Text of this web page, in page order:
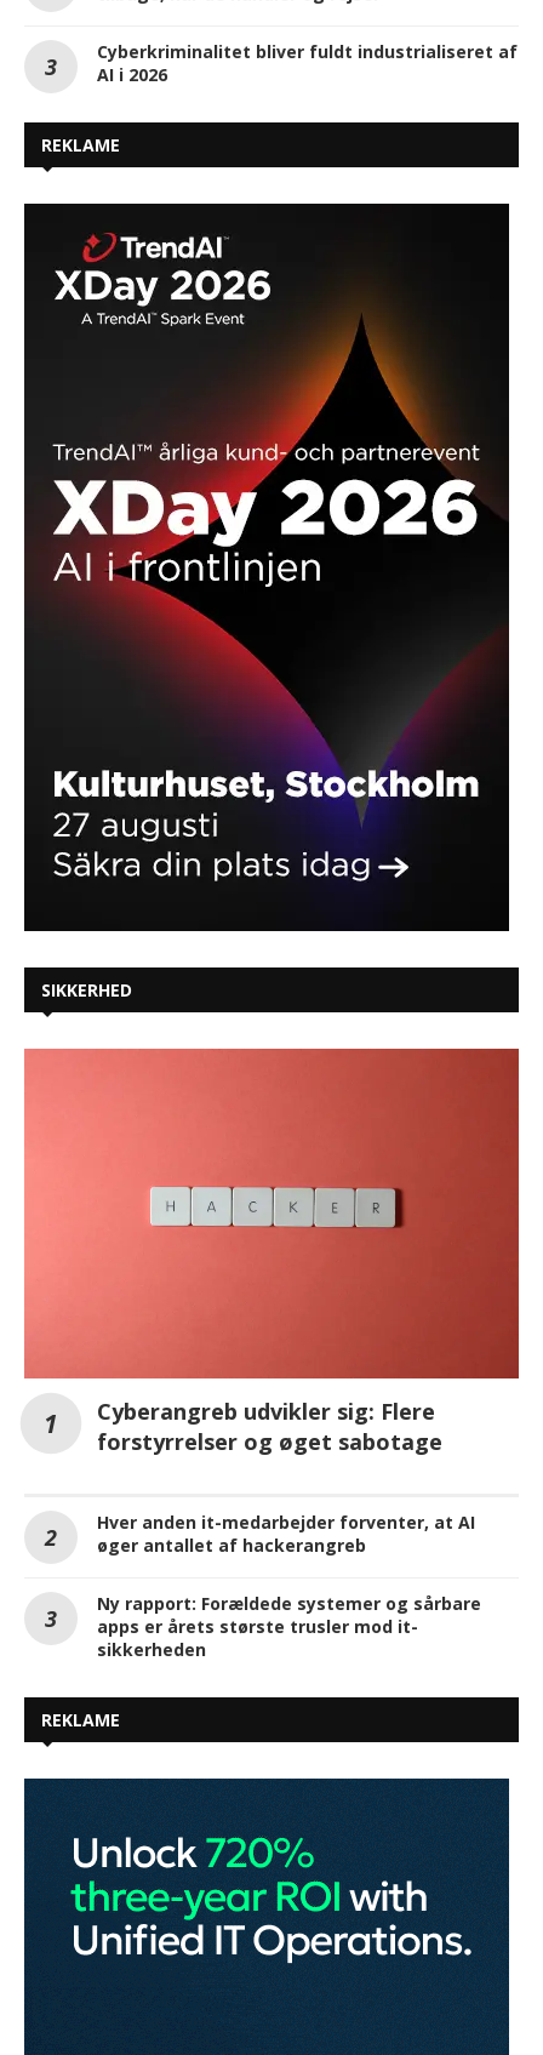
Cyberkriminalitet bliver fuldt industrialiseret af
AI i 2026
REKLAME
SIKKERHED
Cyberangreb udvikler sig: Flere
forstyrrelser og øget sabotage
Hver anden it-medarbejder forventer, at AI
øger antallet af hackerangreb
Ny rapport: Forældede systemer og sårbare
apps er årets største trusler mod it-
sikkerheden
REKLAME